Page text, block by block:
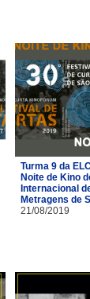
Turma 9 da
Noite de Kino
Internacional
Metragens de
21/08/2019